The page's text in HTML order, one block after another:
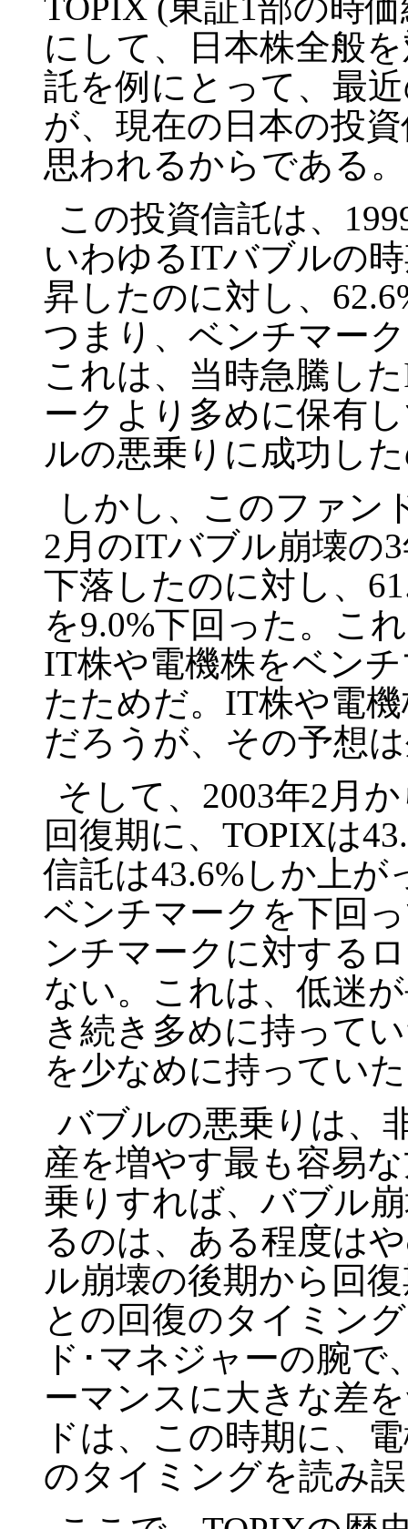
にして、日本株全般
託を例にとって、最
が、現在の日本の投
思われるからである。
この投資信託は、
いわゆるITバブルの
昇したのに対し、
つまり、ベンチマー
これは、当時急騰した
ークより多めに保有
ルの悪乗りに成功し
しかし、このファン
2 月のITバブル崩壊の3
下落したのに対し、
を9.0%下回った。こ
IT株や電機株をベン
たためだ。 IT株や電
だろうが、その予想
そして、 2003年2 月
回復期に、 TOPIXは
信託は43.6%しか上が
ベンチマークを下回
ンチマークに対する
ない。これは、低迷
き続き多めに持って
を少なめに持ってい
バブルの悪乗りは、
産を増やす最も容易
乗りすれば、バブル
るのは、ある程度は
ル崩壊の後期から回
との回復のタイミン
ド･マネジャーの腕
ーマンスに大きな差
ドは、この時期に、
のタイミングを読み